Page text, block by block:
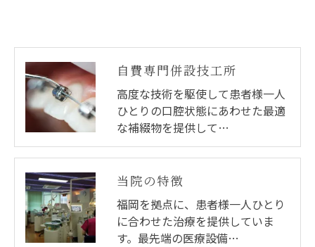
自費専門併設技工所
高度な技術を駆使して患者様一人
ひとりの口腔状態にあわせた最適
な補綴物を提供して…
当院の特徴
福岡を拠点に、患者様一人ひとり
に合わせた治療を提供していま
す。最先端の医療設備…